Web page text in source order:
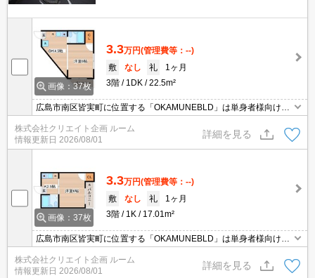
画像：37枚
3.3万円(管理費等：--)
敷
なし 礼
1ヶ月
3階
1DK 22.5m²
広島市南区皆実町に位置する「OKAMUNEBLD」は単身者様向けマ
１Rにデザインされたお部屋は、お部屋とコンロ設置可キッチンと
のメリハリがついています。 ぜひ「OKAMUNEBLD」で新生活を始
株式会社クリエイト企画 ルーム
情報更新日 2026/08/01
詳細を見る
画像：37枚
3.3万円(管理費等：--)
敷
なし 礼
1ヶ月
3階
1K 17.01m²
広島市南区皆実町に位置する「OKAMUNEBLD」は単身者様向けマ
１Rにデザインされたお部屋は、お部屋とコンロ設置可キッチンと
のメリハリがついています。 ぜひ「OKAMUNEBLD」で新生活を始
株式会社クリエイト企画 ルーム
情報更新日 2026/08/01
詳細を見る